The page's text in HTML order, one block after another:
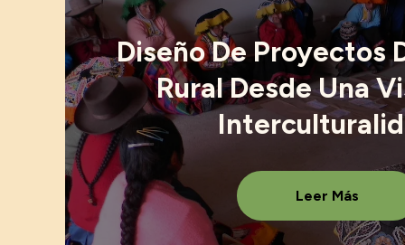
Diseño De Proyectos
Rural Desde Una
Leer Más